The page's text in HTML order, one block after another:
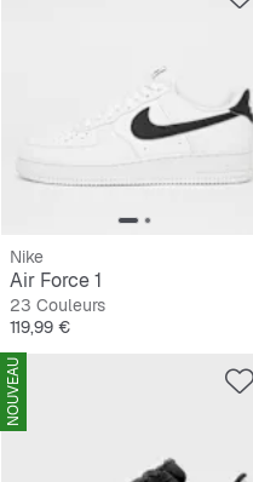
Nike
Air Force 1
23 Couleurs
Prix
119,99 €
NOUVEAU